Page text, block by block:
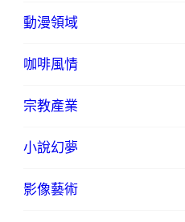
動漫領域
咖啡風情
宗教產業
小說幻夢
影像藝術